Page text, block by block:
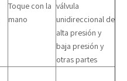
Toque con la
mano
válvula
unidireccional de
alta presión y
baja presión y
otras partes